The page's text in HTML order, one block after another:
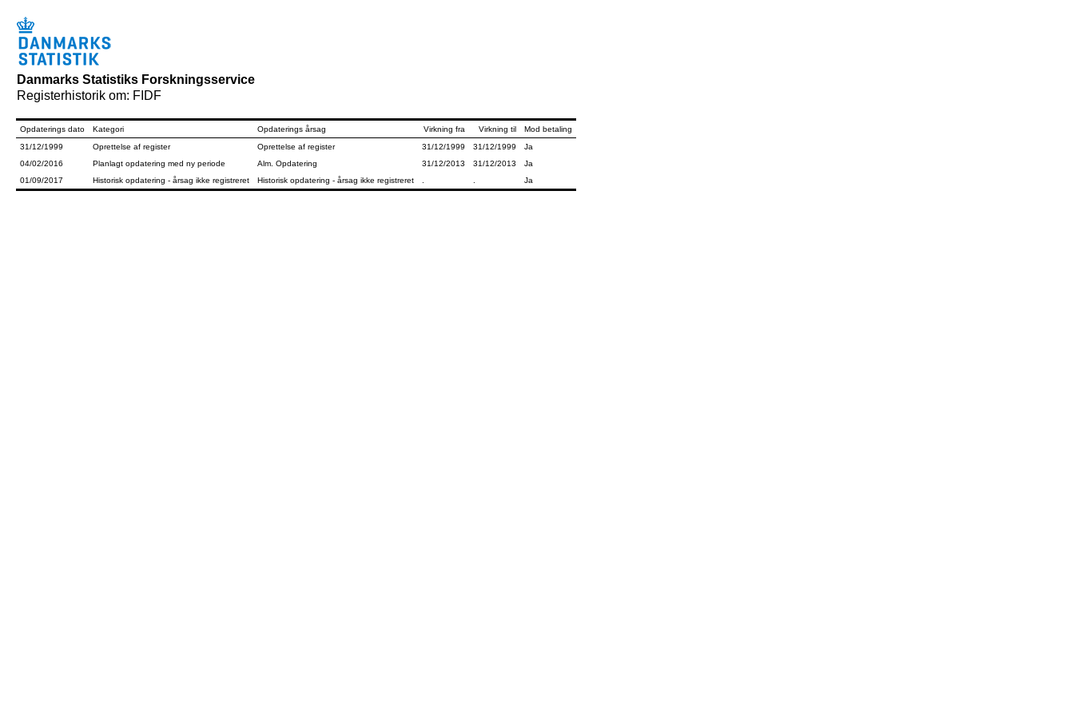
Danmarks Statistiks Forskningsservice
Registerhistorik om: FIDF
Opdaterings dato Kategori Opdaterings årsag Virkning fra Virkning til
Mod betaling
31/12/1999
Oprettelse af register Oprettelse af register 31/12/1999 31/12/1999
Ja
04/02/2016
Planlagt opdatering med ny periode Alm. Opdatering 31/12/2013 31/12/2013
Ja
01/09/2017
Historisk opdatering - årsag ikke registreret Historisk opdatering - årsag ikke registreret Ja